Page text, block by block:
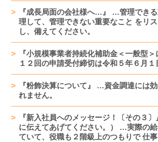
『成長局面の会社様へ…』 …管理でき
理して、管理できない重要なこと をリ
し、備えてください。
『小規模事業者持続化補助金＜一般型
１２回の申請受付締切は令和５年６月１
『粉飾決算について』 …資金調達には
れません。
『新入社員へのメッセージ！〔その３
に伝えてあげてください。） …実際の
ていて、役職も２階級上のつもりで 仕事